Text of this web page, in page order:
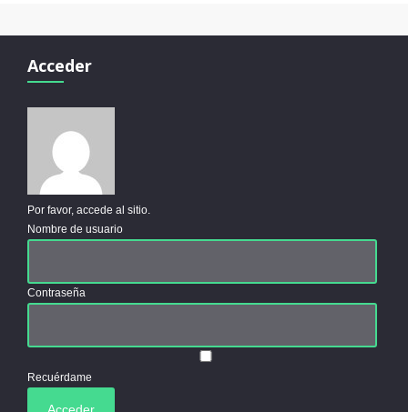
Acceder
Por favor, accede al sitio.
Nombre de usuario
Contraseña
Recuérdame